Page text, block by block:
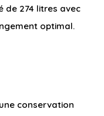
de 274 litres avec
optimal.
conservation